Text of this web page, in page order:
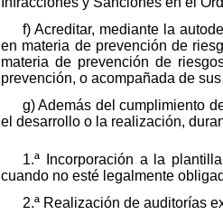
f) Acreditar, mediante la
en materia de prevención de
materia de prevención de
prevención, o acompañada de
g) Además del cumplimiento
el desarrollo o la realización,
1.ª Incorporación a la
cuando no esté legalmente
2.ª Realización de auditorías